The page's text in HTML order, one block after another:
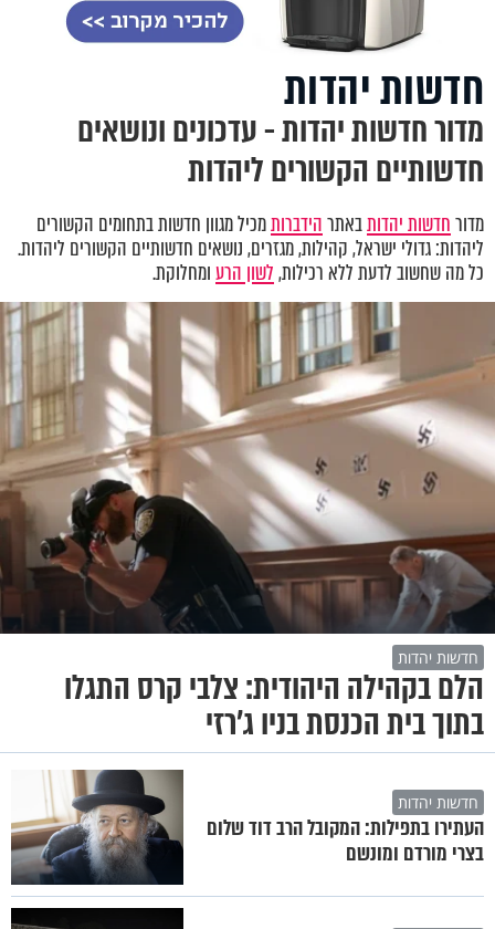
חדשות יהדות
מדור חדשות יהדות - עדכונים ונושאים
חדשותיים הקשורים ליהדות
מדורחדשות יהדותבאתרהידברותמכיל מגוון חדשות בתחומים הקשורים
ליהדות: גדולי ישראל, קהילות, מגזרים, נושאים חדשותיים הקשורים ליהדות.
כל מה שחשוב לדעת ללא רכילות,לשון הרעומחלוקת.
חדשות יהדות
הלם בקהילה היהודית: צלבי קרס התגלו
בתוך בית הכנסת בניו ג'רזי
חדשות יהדות
העתירו בתפילות: המקובל הרב דוד שלום
בצרי מורדם ומונשם